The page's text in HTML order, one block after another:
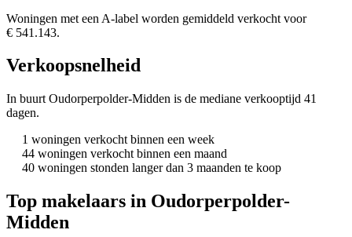
Woningen met een A-label worden gemiddeld verkocht voor
€ 541.143.
Verkoopsnelheid
In buurt Oudorperpolder-Midden is de mediane verkooptijd 41
dagen.
1 woningen verkocht binnen een week
44 woningen verkocht binnen een maand
40 woningen stonden langer dan 3 maanden te koop
Top makelaars in Oudorperpolder-
Midden